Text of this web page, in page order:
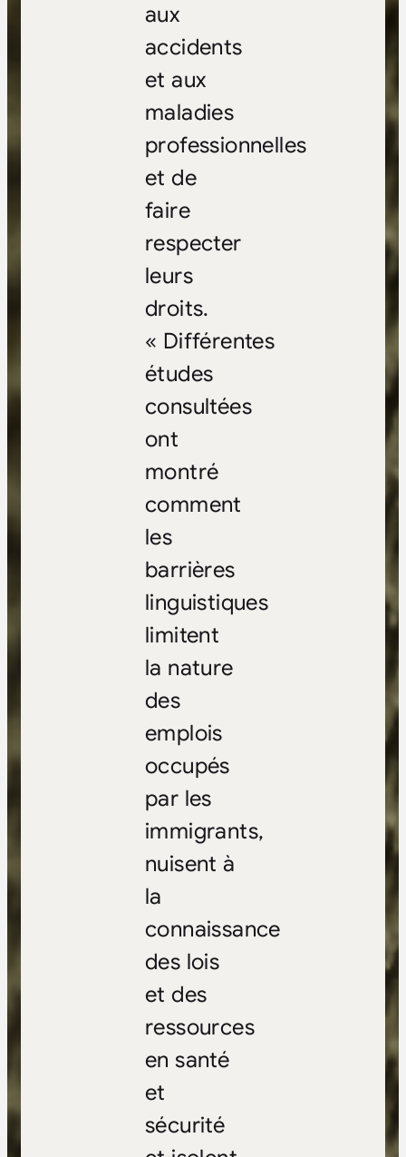
aux
accidents
et aux
maladies
professionnelles
et de
faire
respecter
leurs
droits.
« Différentes
études
consultées
ont
montré
comment
les
barrières
linguistiques
limitent
la nature
des
emplois
occupés
par les
immigrants,
nuisent à
la
connaissance
des lois
et des
ressources
en santé
et
sécurité